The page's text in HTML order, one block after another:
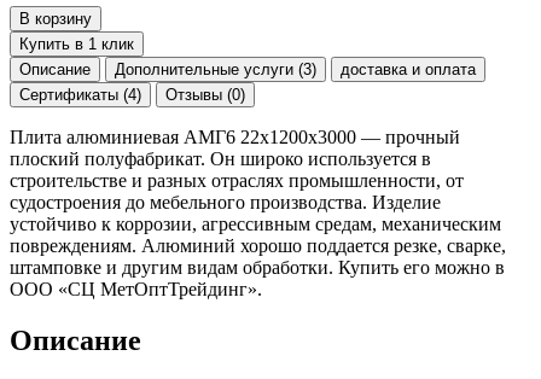
В корзину
Купить в 1 клик
Описание
Дополнительные услуги (3)
доставка и оплата
Сертификаты (4)
Отзывы (0)
Плита алюминиевая АМГ6 22х1200х3000 — прочный
плоский полуфабрикат. Он широко используется в
строительстве и разных отраслях промышленности, от
судостроения до мебельного производства. Изделие
устойчиво к коррозии, агрессивным средам, механическим
повреждениям. Алюминий хорошо поддается резке, сварке,
штамповке и другим видам обработки. Купить его можно в
ООО «СЦ МетОптТрейдинг».
Описание